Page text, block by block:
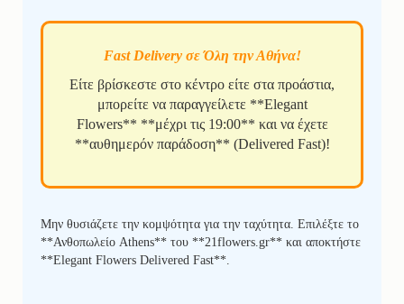
Fast Delivery σε Όλη την Αθήνα!
Είτε βρίσκεστε στο κέντρο είτε στα προάστια,
μπορείτε να παραγγείλετε **Elegant
Flowers** **μέχρι τις 19:00** και να έχετε
**αυθημερόν παράδοση** (Delivered Fast)!
Μην θυσιάζετε την κομψότητα για την ταχύτητα. Επιλέξτε το
**Ανθοπωλείο Athens** του **21flowers.gr** και αποκτήστε
**Elegant Flowers Delivered Fast**.